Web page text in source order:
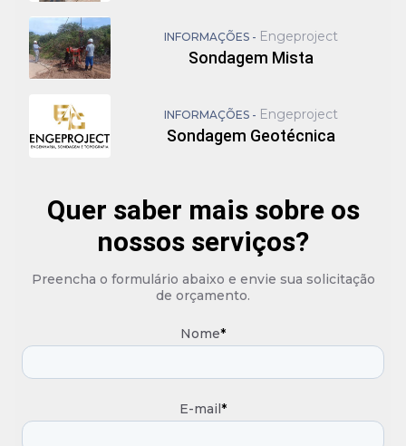
INFORMAÇÕES - Engeproject
Sondagem Mista
INFORMAÇÕES - Engeproject
Sondagem Geotécnica
Quer saber mais sobre os
nossos serviços?
Preencha o formulário abaixo e envie sua solicitação
de orçamento.
Nome*
E-mail*